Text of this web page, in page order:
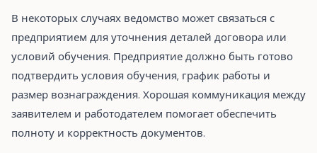
В некоторых случаях ведомство может связаться с
предприятием для уточнения деталей договора или
условий обучения. Предприятие должно быть готово
подтвердить условия обучения, график работы и
размер вознаграждения. Хорошая коммуникация между
заявителем и работодателем помогает обеспечить
полноту и корректность документов.